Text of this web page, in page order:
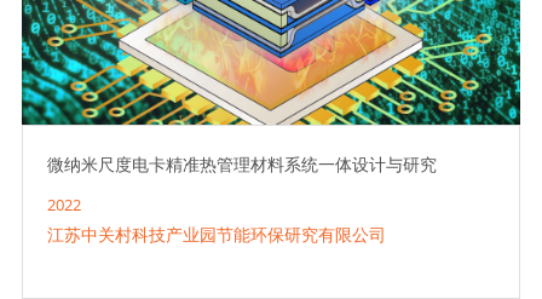
微纳米尺度电卡精准热管理材料系统一体设计与研究
2022
江苏中关村科技产业园节能环保研究有限公司